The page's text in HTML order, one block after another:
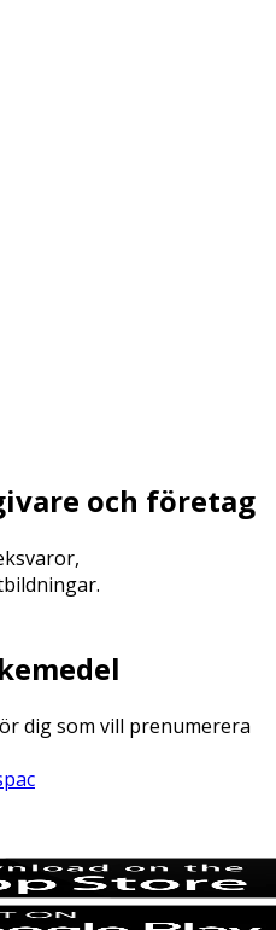
och företag
dig som vill prenumerera